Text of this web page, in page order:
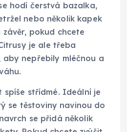
hodí čerstvá bazalka,
nebo několik kapek
pokud chcete
je ale třeba
nepřebily mléčnou a
spíše střídmé. Ideální je
se těstoviny navinou do
se přidá několik